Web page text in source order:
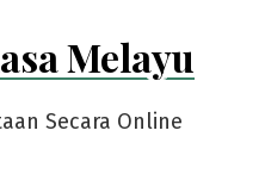
Melayu
Secara Online